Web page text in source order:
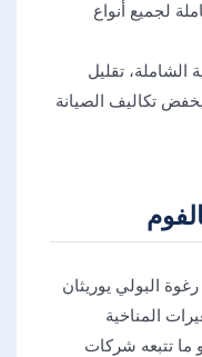
لجميع أنواع
تقليل
تكاليف الصيانة
البولي يوريثان
المناخية
ما تتبعه شركات